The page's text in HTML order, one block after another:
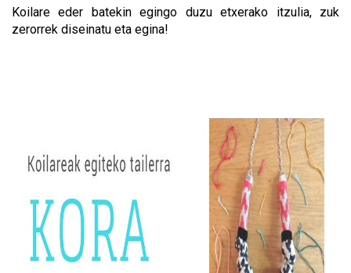
Koilare eder batekin egingo duzu etxerako itzulia, zuk
zerorrek diseinatu eta egina!